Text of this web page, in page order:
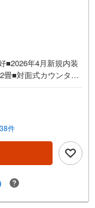
■2026年4月新規内装
畳■対面式カウンター
ローン講座」プレゼ
）こちらの時間帯
にご案内できますぜ
ライフソリューショ
提携金利〔一例〕東
全期間引下げプラン⇒
期間35年の総返済
件